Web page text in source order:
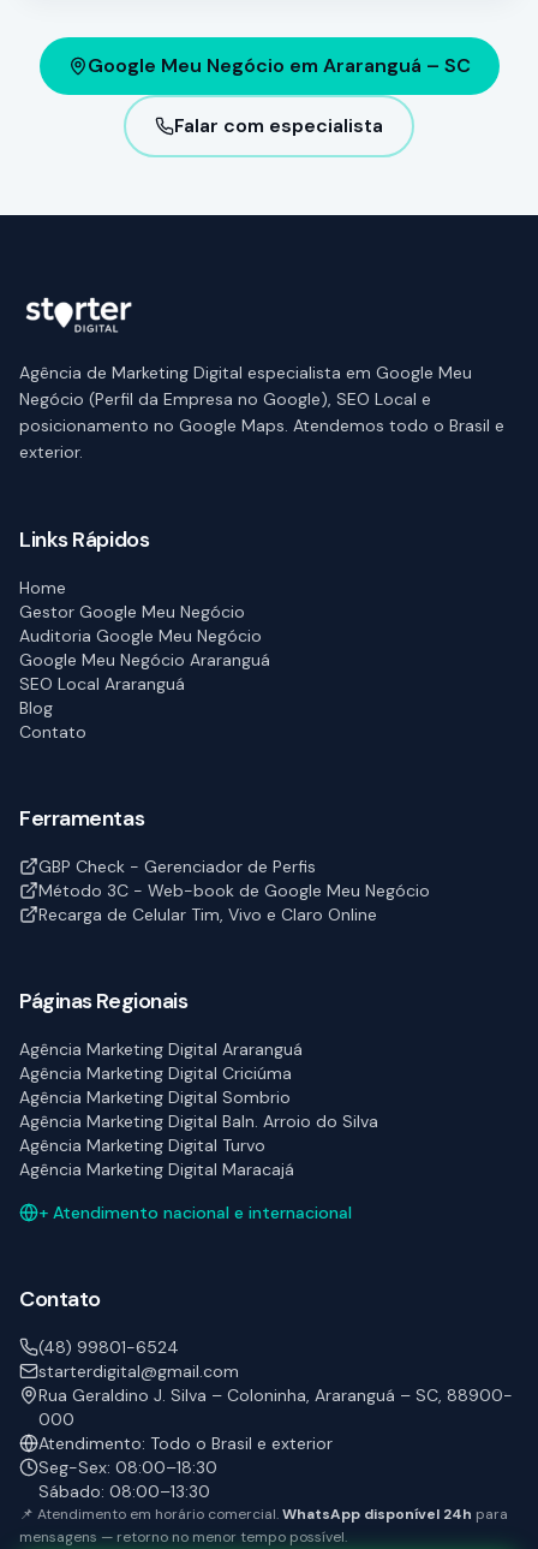
Google Meu Negócio em Araranguá – SC
Falar com especialista
Agência de Marketing Digital especialista em Google Meu
Negócio (Perfil da Empresa no Google), SEO Local e
posicionamento no Google Maps. Atendemos todo o Brasil e
exterior.
Links Rápidos
Home
Gestor Google Meu Negócio
Auditoria Google Meu Negócio
Google Meu Negócio Araranguá
SEO Local Araranguá
Blog
Contato
Ferramentas
GBP Check - Gerenciador de Perfis
Método 3C - Web-book de Google Meu Negócio
Recarga de Celular Tim, Vivo e Claro Online
Páginas Regionais
Agência Marketing Digital Araranguá
Agência Marketing Digital Criciúma
Agência Marketing Digital Sombrio
Agência Marketing Digital Baln. Arroio do Silva
Agência Marketing Digital Turvo
Agência Marketing Digital Maracajá
+ Atendimento nacional e internacional
Contato
(48) 99801-6524
starterdigital@gmail.com
Rua Geraldino J. Silva – Coloninha, Araranguá – SC, 88900-
000
Atendimento: Todo o Brasil e exterior
Seg-Sex: 08:00–18:30
Sábado: 08:00–13:30
📌 Atendimento em horário comercial.WhatsApp disponível 24h para
mensagens — retorno no menor tempo possível.